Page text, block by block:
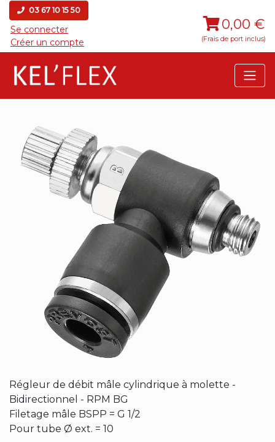
03 67 10 15 50
Se connecter
Créer un compte
0,00 €
(Frais de port inclus)
Régleur de débit mâle cylindrique à molette -
Bidirectionnel - RPM BG
Filetage mâle BSPP = G 1/2
Pour tube Ø ext. = 10